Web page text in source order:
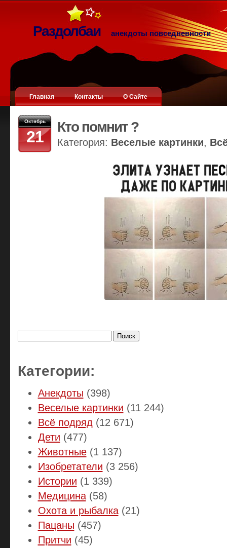
Раздолбаи анекдоты повседневности
Главная Контакты О Сайте
Октябрь
21
Кто помнит ?
Категория: Веселые картинки,
Категории:
Анекдоты (398)
Веселые картинки (11 244)
Всё подряд (12 671)
Дети (477)
Животные(1 137)
Изобретатели (3 256)
Истории (1 339)
Медицина(58)
Охота и рыбалка(21)
Пацаны (457)
Притчи (45)